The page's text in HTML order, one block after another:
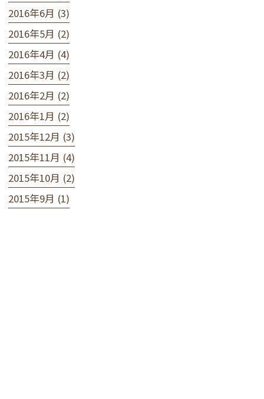
2016年6月 (3)
2016年5月 (2)
2016年4月 (4)
2016年3月 (2)
2016年2月 (2)
2016年1月 (2)
2015年12月 (3)
2015年11月 (4)
2015年10月 (2)
2015年9月 (1)